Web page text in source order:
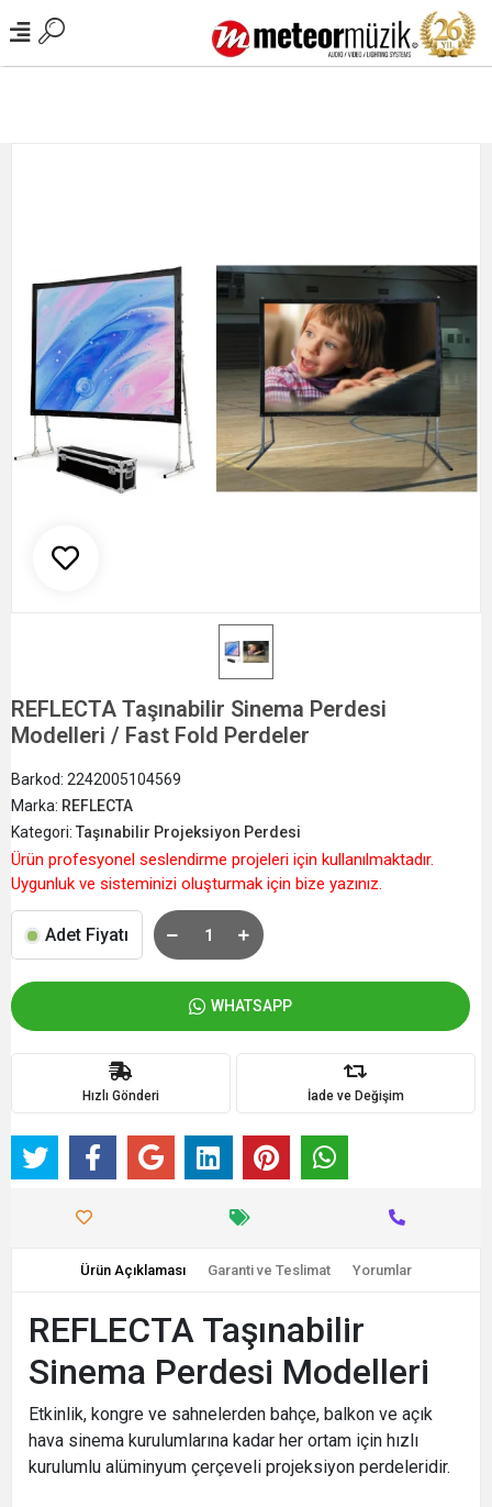
REFLECTA Taşınabilir Sinema Perdesi
Modelleri / Fast Fold Perdeler
Barkod: 2242005104569
Marka: REFLECTA
Kategori: Taşınabilir Projeksiyon Perdesi
Ürün profesyonel seslendirme projeleri için kullanılmaktadır.
Uygunluk ve sisteminizi oluşturmak için bize yazınız.
Adet Fiyatı
WHATSAPP
Hızlı Gönderi İade ve Değişim
Ürün Açıklaması Garanti ve Teslimat Yorumlar
REFLECTA Taşınabilir
Sinema Perdesi Modelleri
Etkinlik, kongre ve sahnelerden bahçe, balkon ve açık
hava sinema kurulumlarına kadar her ortam için hızlı
kurulumlu alüminyum çerçeveli projeksiyon perdeleridir.